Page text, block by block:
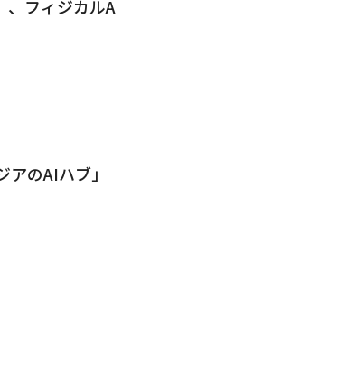
、フィジカルA
のAIハブ」